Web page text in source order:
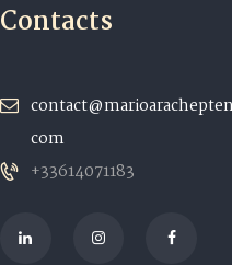
Contacts
com
+33614071183